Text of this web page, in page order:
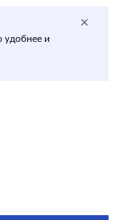
удобнее и
×